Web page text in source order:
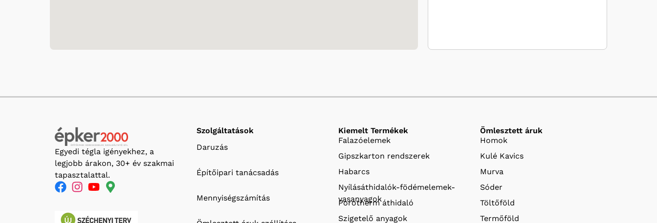
Egyedi tégla igényekhez, a
legjobb árakon, 30+ év szakmai
tapasztalattal.
Szolgáltatások
Daruzás
Építőipari tanácsadás
Mennyiségszámítás
Kiemelt Termékek
Falazóelemek
Gipszkarton rendszerek
Habarcs
Nyílásáthidalók-födémelemek-
vasanyagok
Porotherm áthidaló
Szigetelő anyagok
Ömlesztett áruk
Homok
Kulé Kavics
Murva
Sóder
Töltőföld
Termőföld